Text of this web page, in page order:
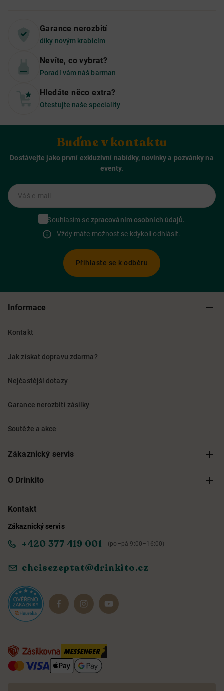
Garance nerozbití
díky novým krabicím
Nevíte, co vybrat?
Poradí vám náš barman
Hledáte něco extra?
Otestujte naše speciality
Buďme v kontaktu
Dostávejte jako první exkluzivní nabídky, novinky a pozvánky na
eventy.
Váš e-mail
Souhlasím sezpracováním osobních údajů.
Vždy máte možnost se kdykoli odhlásit.
Přihlaste se k odběru
Informace
Kontakt
Jak získat dopravu zdarma?
Nejčastější dotazy
Garance nerozbití zásilky
Soutěže a akce
Zákaznický servis
Sledování objednávky
Obchodní podmínky
Ochrana osobních údajů
Reklamace a vrácení
O Drinkito
O nás
Informace o přístupnosti služby
Dárkové sady
Kontakt
Zákaznický servis
+420 377 419 001 (po–pá 9:00–16:00)
chcisezeptat@drinkito.cz